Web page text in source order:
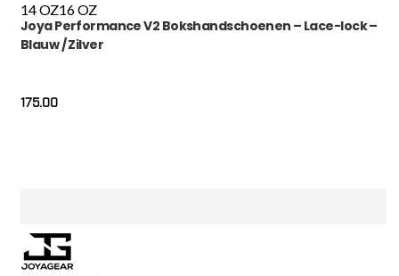
14 OZ16 OZ
Joya Performance V2 Bokshandschoenen – Lace-lock –
Blauw / Zilver
175.00